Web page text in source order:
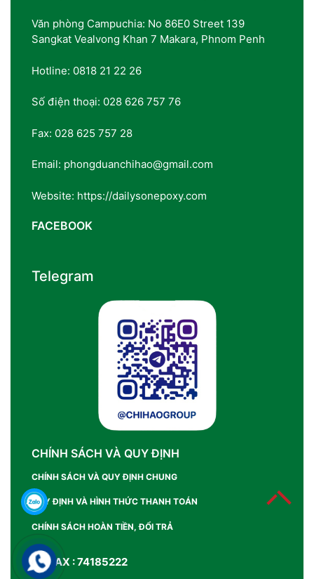
Văn phòng Campuchia: No 86E0 Street 139
Sangkat Vealvong Khan 7 Makara, Phnom Penh
Hotline: 0818 21 22 26
Số điện thoại: 028 626 757 76
Fax: 028 625 757 28
Email: phongduanchihao@gmail.com
Website: https://dailysonepoxy.com
FACEBOOK
Telegram
CHÍNH SÁCH VÀ QUY ĐỊNH
CHÍNH SÁCH VÀ QUY ĐỊNH CHUNG
QUY ĐỊNH VÀ HÌNH THỨC THANH TOÁN
CHÍNH SÁCH HOÀN TIỀN, ĐỔI TRẢ
SỐ FAX : 74185222